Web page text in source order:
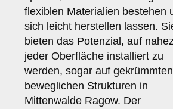
flexiblen Materialien bestehen
sich leicht herstellen lassen.
bieten das Potenzial, auf
jeder Oberfläche installiert zu
werden, sogar auf
beweglichen Strukturen in
Mittenwalde Ragow. Der